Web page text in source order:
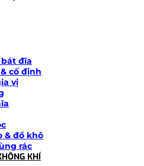
bát đĩa
cố định
vị
& đồ khô
rác
KHÍ